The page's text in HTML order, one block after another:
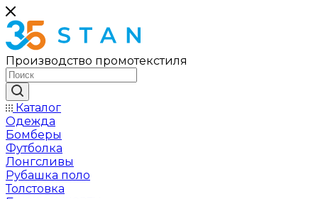
Производство промотекстиля
Каталог
Одежда
Бомберы
Футболка
Лонгсливы
Рубашка поло
Толстовка